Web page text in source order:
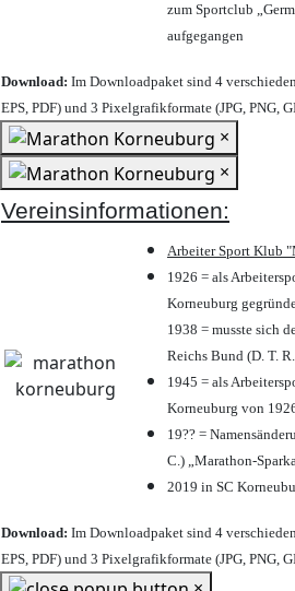
zum Sportclub
aufgegangen
Download: Im Downloadpaket sind 4
EPS, PDF) und 3 Pixelgrafikformate (JPG, PNG,
×
×
Vereinsinformationen:
Arbeiter Sport Klub
1926 = als
Korneuburg
1938 = musste sich
Reichs Bund (D. T.
1945 = als
Korneuburg von
19?? =
C.) „Marathon-
2019 in SC
Download: Im Downloadpaket sind 4
EPS, PDF) und 3 Pixelgrafikformate (JPG, PNG,